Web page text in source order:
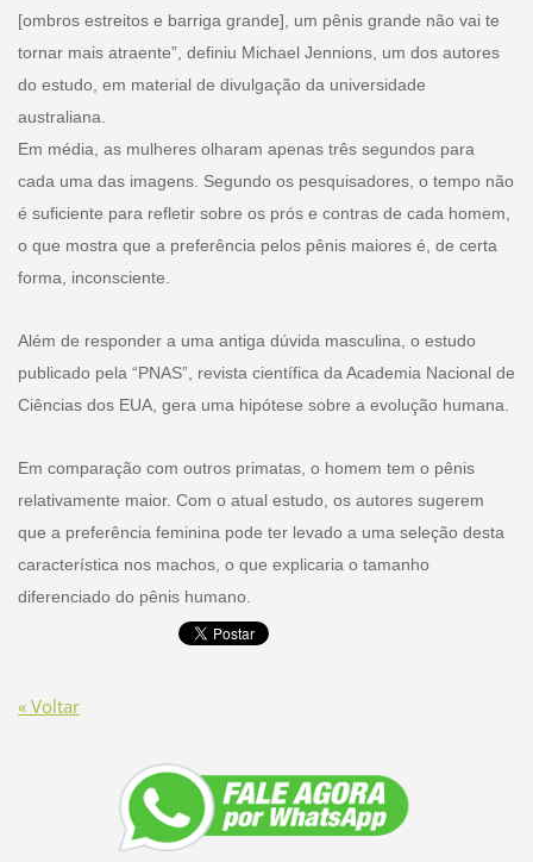
[ombros estreitos e barriga grande], um pênis grande não vai te
tornar mais atraente”, definiu Michael Jennions, um dos autores
do estudo, em material de divulgação da universidade
australiana.
Em média, as mulheres olharam apenas três segundos para
cada uma das imagens. Segundo os pesquisadores, o tempo não
é suficiente para refletir sobre os prós e contras de cada homem,
o que mostra que a preferência pelos pênis maiores é, de certa
forma, inconsciente.
Além de responder a uma antiga dúvida masculina, o estudo
publicado pela “PNAS”, revista científica da Academia Nacional de
Ciências dos EUA, gera uma hipótese sobre a evolução humana.
Em comparação com outros primatas, o homem tem o pênis
relativamente maior. Com o atual estudo, os autores sugerem
que a preferência feminina pode ter levado a uma seleção desta
característica nos machos, o que explicaria o tamanho
diferenciado do pênis humano.
« Voltar